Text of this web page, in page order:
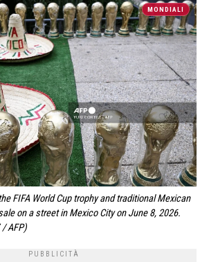
MONDIALI
FIFA World Cup trophy and traditional Mexican
on a street in Mexico City on June 8, 2026.
/ AFP)